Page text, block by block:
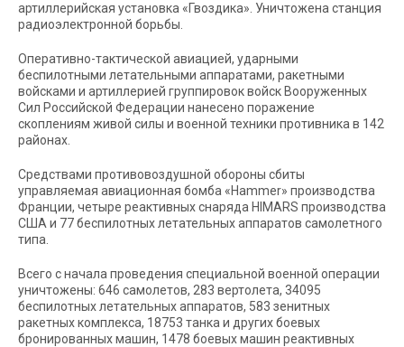
артиллерийская установка «Гвоздика». Уничтожена станция
радиоэлектронной борьбы.
Оперативно-тактической авиацией, ударными
беспилотными летательными аппаратами, ракетными
войсками и артиллерией группировок войск Вооруженных
Сил Российской Федерации нанесено поражение
скоплениям живой силы и военной техники противника в 142
районах.
Средствами противовоздушной обороны сбиты
управляемая авиационная бомба «Hammer» производства
Франции, четыре реактивных снаряда HIMARS производства
США и 77 беспилотных летательных аппаратов самолетного
типа.
Всего с начала проведения специальной военной операции
уничтожены: 646 самолетов, 283 вертолета, 34095
беспилотных летательных аппаратов, 583 зенитных
ракетных комплекса, 18753 танка и других боевых
бронированных машин, 1478 боевых машин реактивных